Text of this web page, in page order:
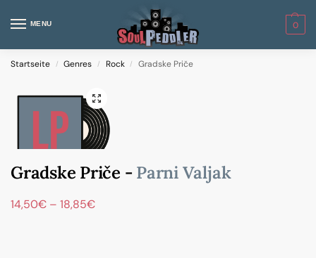
MENU 0
Startseite / Genres / Rock / Gradske Priče
Gradske Priče - Parni Valjak
14,50€ – 18,85€